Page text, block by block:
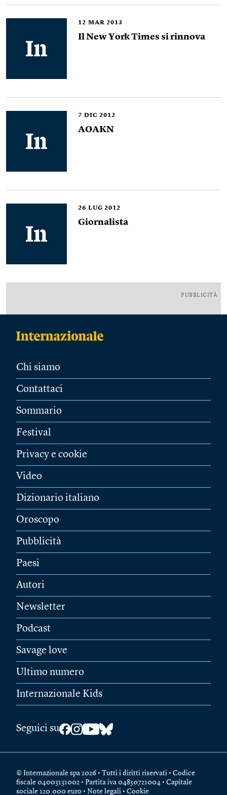
12 MAR 2013
Il New York Times si rinnova
7 DIC 2012
AOAKN
26 LUG 2012
Giornalista
PUBBLICITÀ
Chi siamo
Contattaci
Sommario
Festival
Privacy e cookie
Video
Dizionario italiano
Oroscopo
Pubblicità
Paesi
Autori
Newsletter
Podcast
Savage love
Ultimo numero
Internazionale Kids
Seguici su
© Internazionale spa 2026 • Tutti i diritti riservati • Codice
fiscale 04003131002 • Partita iva 04850721004 • Capitale
sociale 120.000 euro • Note legali • Cookie